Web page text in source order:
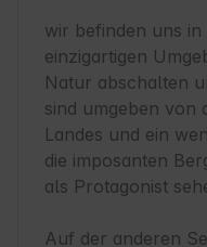
wir befinden uns
einzigartigen
Natur abschalten
sind umgeben von
Landes und ein
die imposanten
als Protagonist
Auf der anderen